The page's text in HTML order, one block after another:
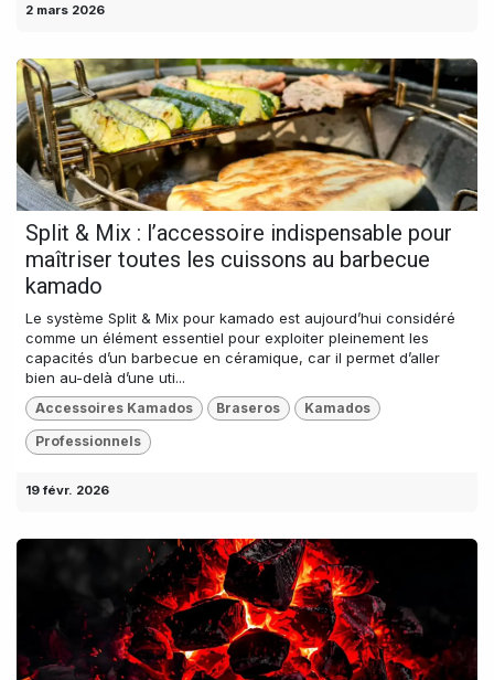
2 mars 2026
Split & Mix : l’accessoire indispensable pour
maîtriser toutes les cuissons au barbecue
kamado
Le système Split & Mix pour kamado est aujourd’hui considéré
comme un élément essentiel pour exploiter pleinement les
capacités d’un barbecue en céramique, car il permet d’aller
bien au-delà d’une uti...
Accessoires Kamados Braseros Kamados
Professionnels
19 févr. 2026